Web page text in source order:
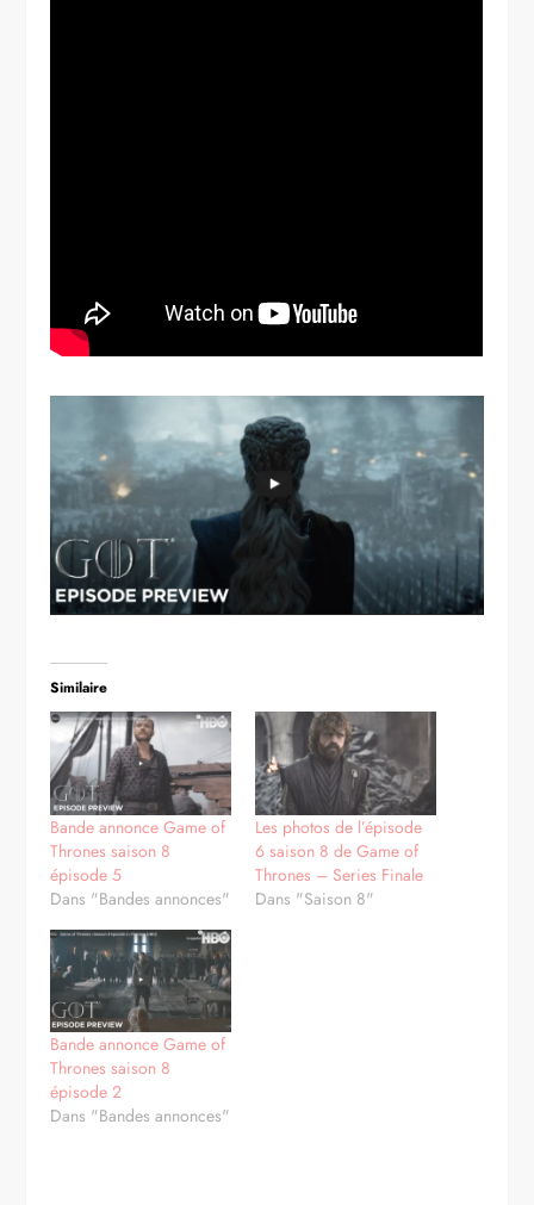
Similaire
Bande annonce Game of
Thrones saison 8
épisode 5
Dans "Bandes annonces"
Les photos de l’épisode
6 saison 8 de Game of
Thrones – Series Finale
Dans "Saison 8"
Bande annonce Game of
Thrones saison 8
épisode 2
Dans "Bandes annonces"